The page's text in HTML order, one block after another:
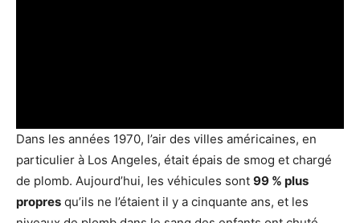
Dans les années 1970, l’air des villes américaines, en
particulier à Los Angeles, était épais de smog et chargé
de plomb. Aujourd’hui, les véhicules sont 99 % plus
propres qu’ils ne l’étaient il y a cinquante ans, et les